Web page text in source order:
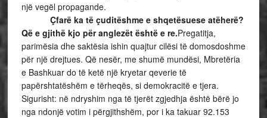
një vegël propagande.
Çfarë ka të çuditëshme e shqetësuese atëherë?
Që e gjithë kjo për anglezët është e re.Pregatitja,
parimësia dhe saktësia ishin quajtur cilësi të domosdoshme
për një drejtues. Që nesër, me shumë mundësi, Mbretëria
e Bashkuar do të ketë një kryetar qeverie të
papërshtatëshëm e tërheqës, si demokracitë e tjera.
Sigurisht: në ndryshim nga të tjerët zgjedhja është bërë jo
nga ndonjë votim i përgjithshëm, por i ka takuar 92.153